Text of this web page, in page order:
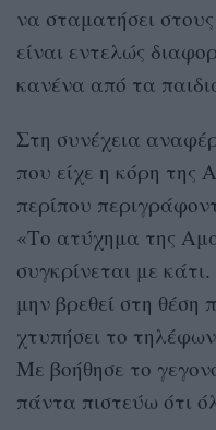
να σταματήσει
είναι εντελώς
κανένα από τα
Στη συνέχεια
που είχε η κόρη της
περίπου
«Το ατύχημα της
συγκρίνεται με
μην βρεθεί στη
χτυπήσει το
Με βοήθησε το
πάντα πιστεύω ότι